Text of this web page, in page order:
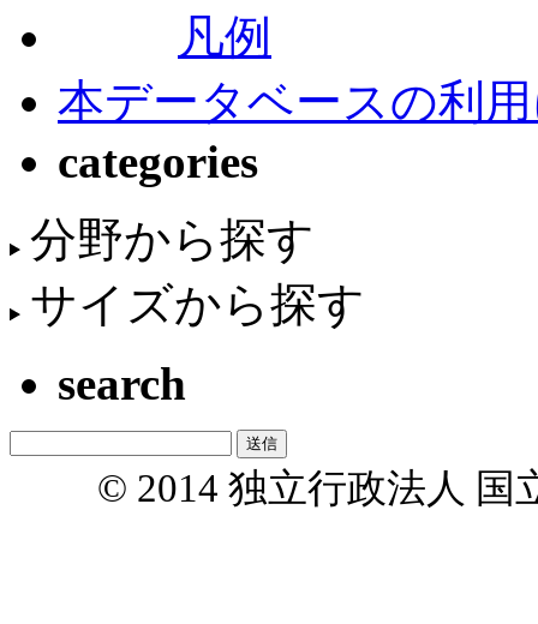
凡例
本データベースの利
categories
分野から探す
サイズから探す
search
© 2014 独立行政法人 国